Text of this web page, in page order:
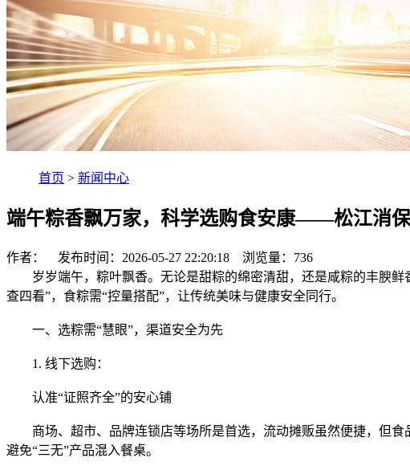
首页 > 新闻中心
端午粽香飘万家，科学选购食安康——松江消
作者： 发布时间：2026-05-27 22:20:18 浏览量： 736
岁岁端午，粽叶飘香。无论是甜粽的绵密清甜，还是咸粽的丰腴鲜
查四看”，食粽需“控量搭配”，让传统美味与健康安全同行。
一、选粽需“慧眼”，渠道安全为先
1. 线下选购：
认准“证照齐全”的安心铺
商场、超市、品牌连锁店等场所是首选，流动摊贩虽然便捷，但食
避免“三无”产品混入餐桌。